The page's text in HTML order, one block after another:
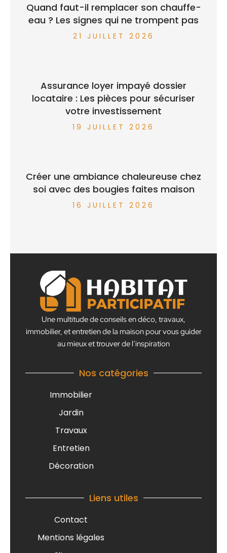
Quand faut-il remplacer son chauffe-
eau ? Les signes qui ne trompent pas
21 JUILLET 2026
Assurance loyer impayé dossier
locataire : Les pièces pour sécuriser
votre investissement
19 JUILLET 2026
Créer une ambiance chaleureuse chez
soi avec des bougies faites maison
16 JUILLET 2026
Une multitude de conseils en déco, travaux,
immobilier, et entretien de la maison pour vous guider
au mieux et trouver de l’inspiration
Nos catégories
Immobilier
Jardin
Travaux
Entretien
Décoration
Liens utiles
Contact
Mentions légales